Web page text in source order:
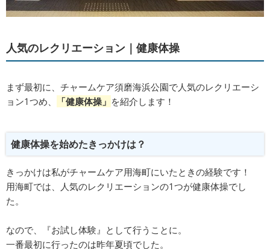
人気のレクリエーション｜健康体操
まず最初に、チャームケア須磨海浜公園で人気のレクリエーシ
ョン1つめ、
「健康体操」 を紹介します！
健康体操を始めたきっかけは？
きっかけは私がチャームケア用海町にいたときの経験です！
用海町では、人気のレクリエーションの1つが健康体操でし
た。
なので、『お試し体験』として行うことに。
一番最初に行ったのは昨年夏頃でした。